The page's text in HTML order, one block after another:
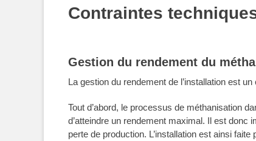
Contraintes
Gestion du rendement du
La gestion du rendement de l’installation est
Tout d’abord, le processus de méthanisation
d’atteindre un rendement maximal. Il est donc
perte de production. L’installation est ainsi